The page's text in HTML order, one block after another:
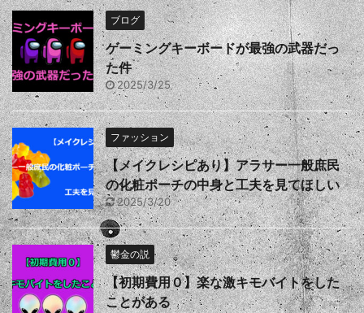
ブログ
ゲーミングキーボードが最強の武器だっ
た件
2025/3/25
ファッション
【メイクレシピあり】アラサー一般庶民
の化粧ポーチの中身と工夫を見てほしい
2025/3/20
鬱金の説
【初期費用０】楽な激キモバイトをした
ことがある